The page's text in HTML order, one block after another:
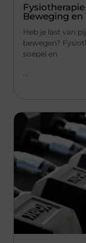
Beweging
Heb je last van
bewegen?
soepel en